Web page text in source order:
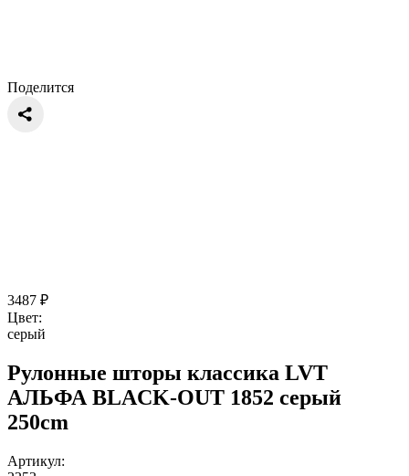
Поделится
3487 ₽
Цвет:
серый
Рулонные шторы классика LVT
АЛЬФА BLACK-OUT 1852 серый
250cm
Артикул: